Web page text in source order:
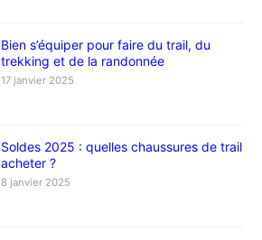
Bien s’équiper pour faire du trail, du
trekking et de la randonnée
17 janvier 2025
Soldes 2025 : quelles chaussures de trail
acheter ?
8 janvier 2025